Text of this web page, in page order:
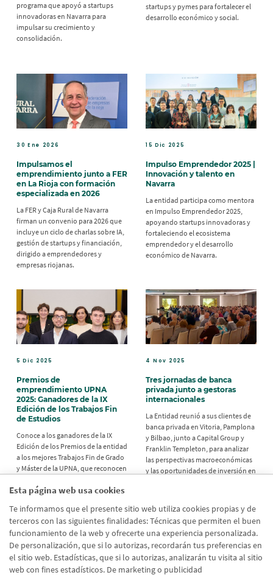
Esta página web usa cookies
Te informamos que el presente sitio web utiliza cookies propias y de
terceros con las siguientes finalidades: Técnicas que permiten el buen
funcionamiento de la web y ofrecerte una experiencia personalizada.
De personalización, que si lo autorizas, recordarán tus preferencias en
el sitio web. Estadísticas, que si lo autorizas, analizarán tu visita al sitio
web con fines estadísticos. De marketing o publicidad
programa que apoyó a startups
innovadoras en Navarra para
impulsar su crecimiento y
consolidación.
startups y pymes para fortalecer el
desarrollo económico y social.
30 Ene 2026
Impulsamos el
emprendimiento junto a FER
en La Rioja con formación
especializada en 2026
La FER y Caja Rural de Navarra
firman un convenio para 2026 que
incluye un ciclo de charlas sobre IA,
gestión de startups y financiación,
dirigido a emprendedores y
empresas riojanas.
15 Dic 2025
Impulso Emprendedor 2025 |
Innovación y talento en
Navarra
La entidad participa como mentora
en Impulso Emprendedor 2025,
apoyando startups innovadoras y
fortaleciendo el ecosistema
emprendedor y el desarrollo
económico de Navarra.
5 Dic 2025
Premios de
emprendimiento UPNA
2025: Ganadores de la IX
Edición de los Trabajos Fin
de Estudios
Conoce a los ganadores de la IX
Edición de los Premios de la entidad
a los mejores Trabajos Fin de Grado
y Máster de la UPNA, que reconocen
potencial emprendedor.
4 Nov 2025
Tres jornadas de banca
privada junto a gestoras
internacionales
La Entidad reunió a sus clientes de
banca privada en Vitoria, Pamplona
y Bilbao, junto a Capital Group y
Franklin Templeton, para analizar
las perspectivas macroeconómicas
y las oportunidades de inversión en
Paginación 1 2 3 4 ›Siguiente